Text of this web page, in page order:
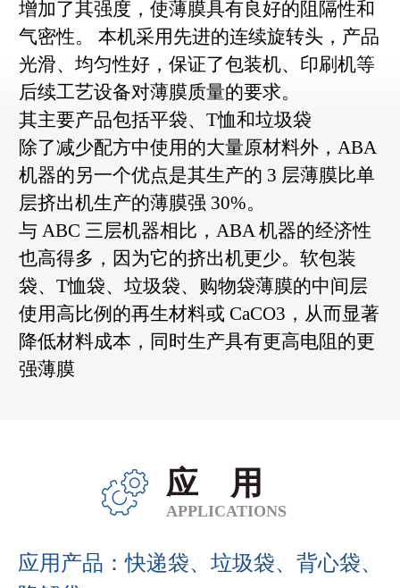
增加了其强度，使薄膜具有良好的阻隔性和
气密性。 本机采用先进的连续旋转头，产品
光滑、均匀性好，保证了包装机、印刷机等
后续工艺设备对薄膜质量的要求。
其主要产品包括平袋、T恤和垃圾袋
除了减少配方中使用的大量原材料外，ABA
机器的另一个优点是其生产的 3 层薄膜比单
层挤出机生产的薄膜强 30%。
与 ABC 三层机器相比，ABA 机器的经济性
也高得多，因为它的挤出机更少。软包装
袋、T恤袋、垃圾袋、购物袋薄膜的中间层
使用高比例的再生材料或 CaCO3，从而显著
降低材料成本，同时生产具有更高电阻的更
强薄膜
应用
APPLICATIONS
应用产品：快递袋、垃圾袋、背心袋、